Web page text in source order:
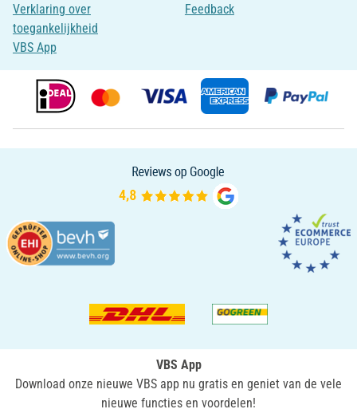
Verklaring over
toegankelijkheid
VBS App
Feedback
VBS App
Download onze nieuwe VBS app nu gratis en geniet van de vele
nieuwe functies en voordelen!